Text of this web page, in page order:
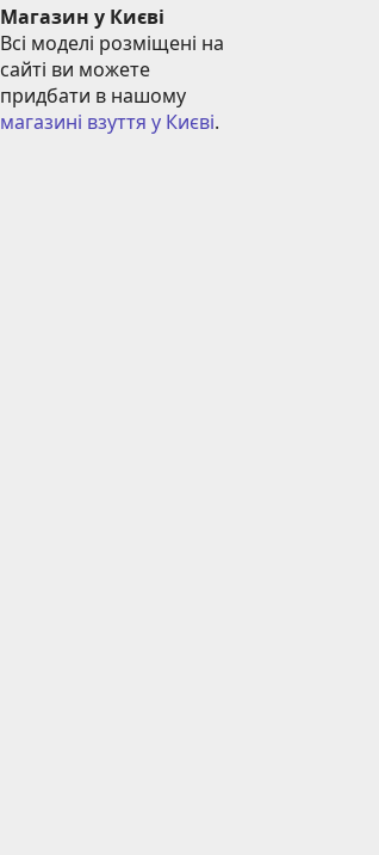
Магазин у Києві
Всі моделі розміщені на
сайті ви можете
магазині взуття у Києві.